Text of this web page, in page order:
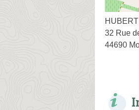
32 Rue
44690